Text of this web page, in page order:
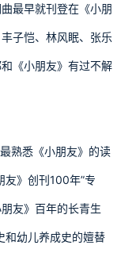
最早就刊登在《小朋
子恺、林风眠、张乐
《小朋友》有过不解
熟悉《小朋友》的读
友》创刊100年”专
友》百年的长青生
和幼儿养成史的嬗替